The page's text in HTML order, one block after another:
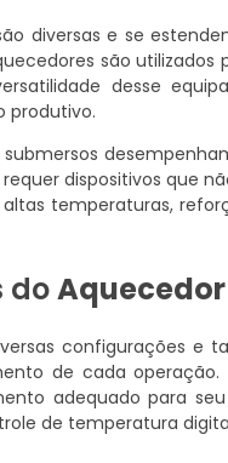
diversas e se
são
desse
produtivo.
dispositivos que
temperaturas,
do
configurações e
de cada
adequado para
de temperatura